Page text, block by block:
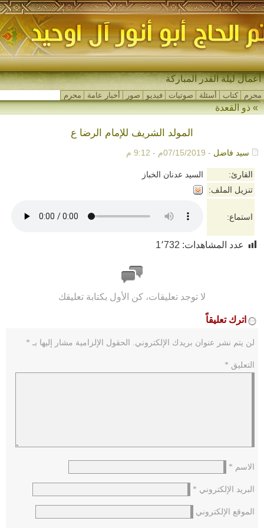
أعمال ليلة القدر المباركة
محرم كتاب أسئلة صوتيات فيديو صور أخبار عامة محرم
»ذو القعدة
المولد الشريف للإمام الرضا ع
سيد فاضل - 07/15/2019م - 9:12 م
القارئ:
السيد عدنان الخباز
تنزيل الملف:
استماع:
عدد المشاهدات: 1٬732
لا توجد تعليقات، كن الأول بكتابة تعليقك
اترك تعليقاً
لن يتم نشر عنوان بريدك الإلكتروني. الحقول الإلزامية مشار إليها بـ *
التعليق *
الاسم *
البريد الإلكتروني *
الموقع الإلكتروني